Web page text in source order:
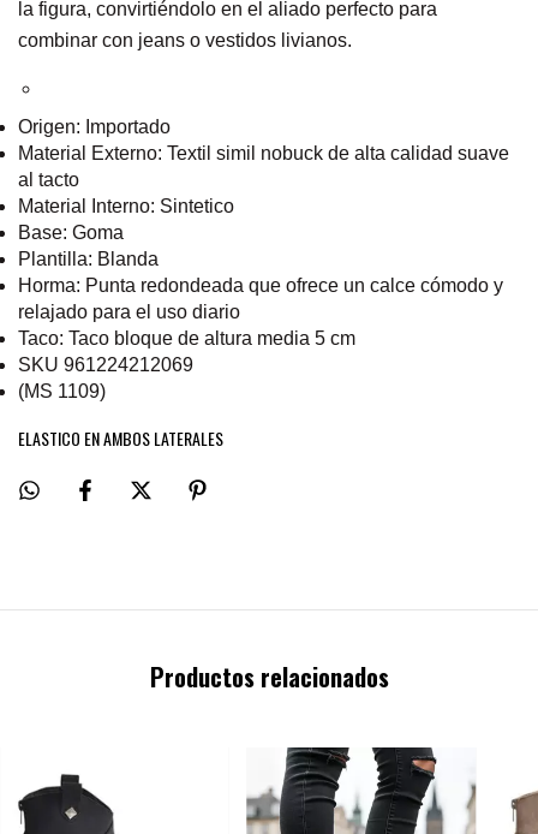
la figura, convirtiéndolo en el aliado perfecto para
combinar con jeans o vestidos livianos.
Origen: Importado
Material Externo: Textil simil nobuck de alta calidad suave
al tacto
Material Interno: Sintetico
Base: Goma
Plantilla: Blanda
Horma: Punta redondeada que ofrece un calce cómodo y
relajado para el uso diario
Taco: Taco bloque de altura media 5 cm
SKU 961224212069
(MS 1109)
ELASTICO EN AMBOS LATERALES
Productos relacionados